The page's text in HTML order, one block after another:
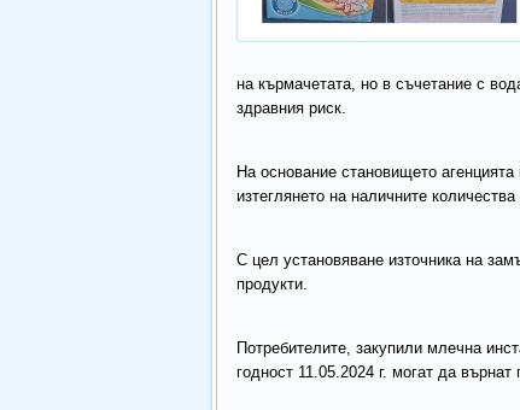
на кърмачетата, но в съчетание с
здравния риск.
На основание становището
изтеглянето на наличните
С цел установяване източника на
продукти.
Потребителите, закупили млечна
годност 11.05.2024 г. могат да върнат